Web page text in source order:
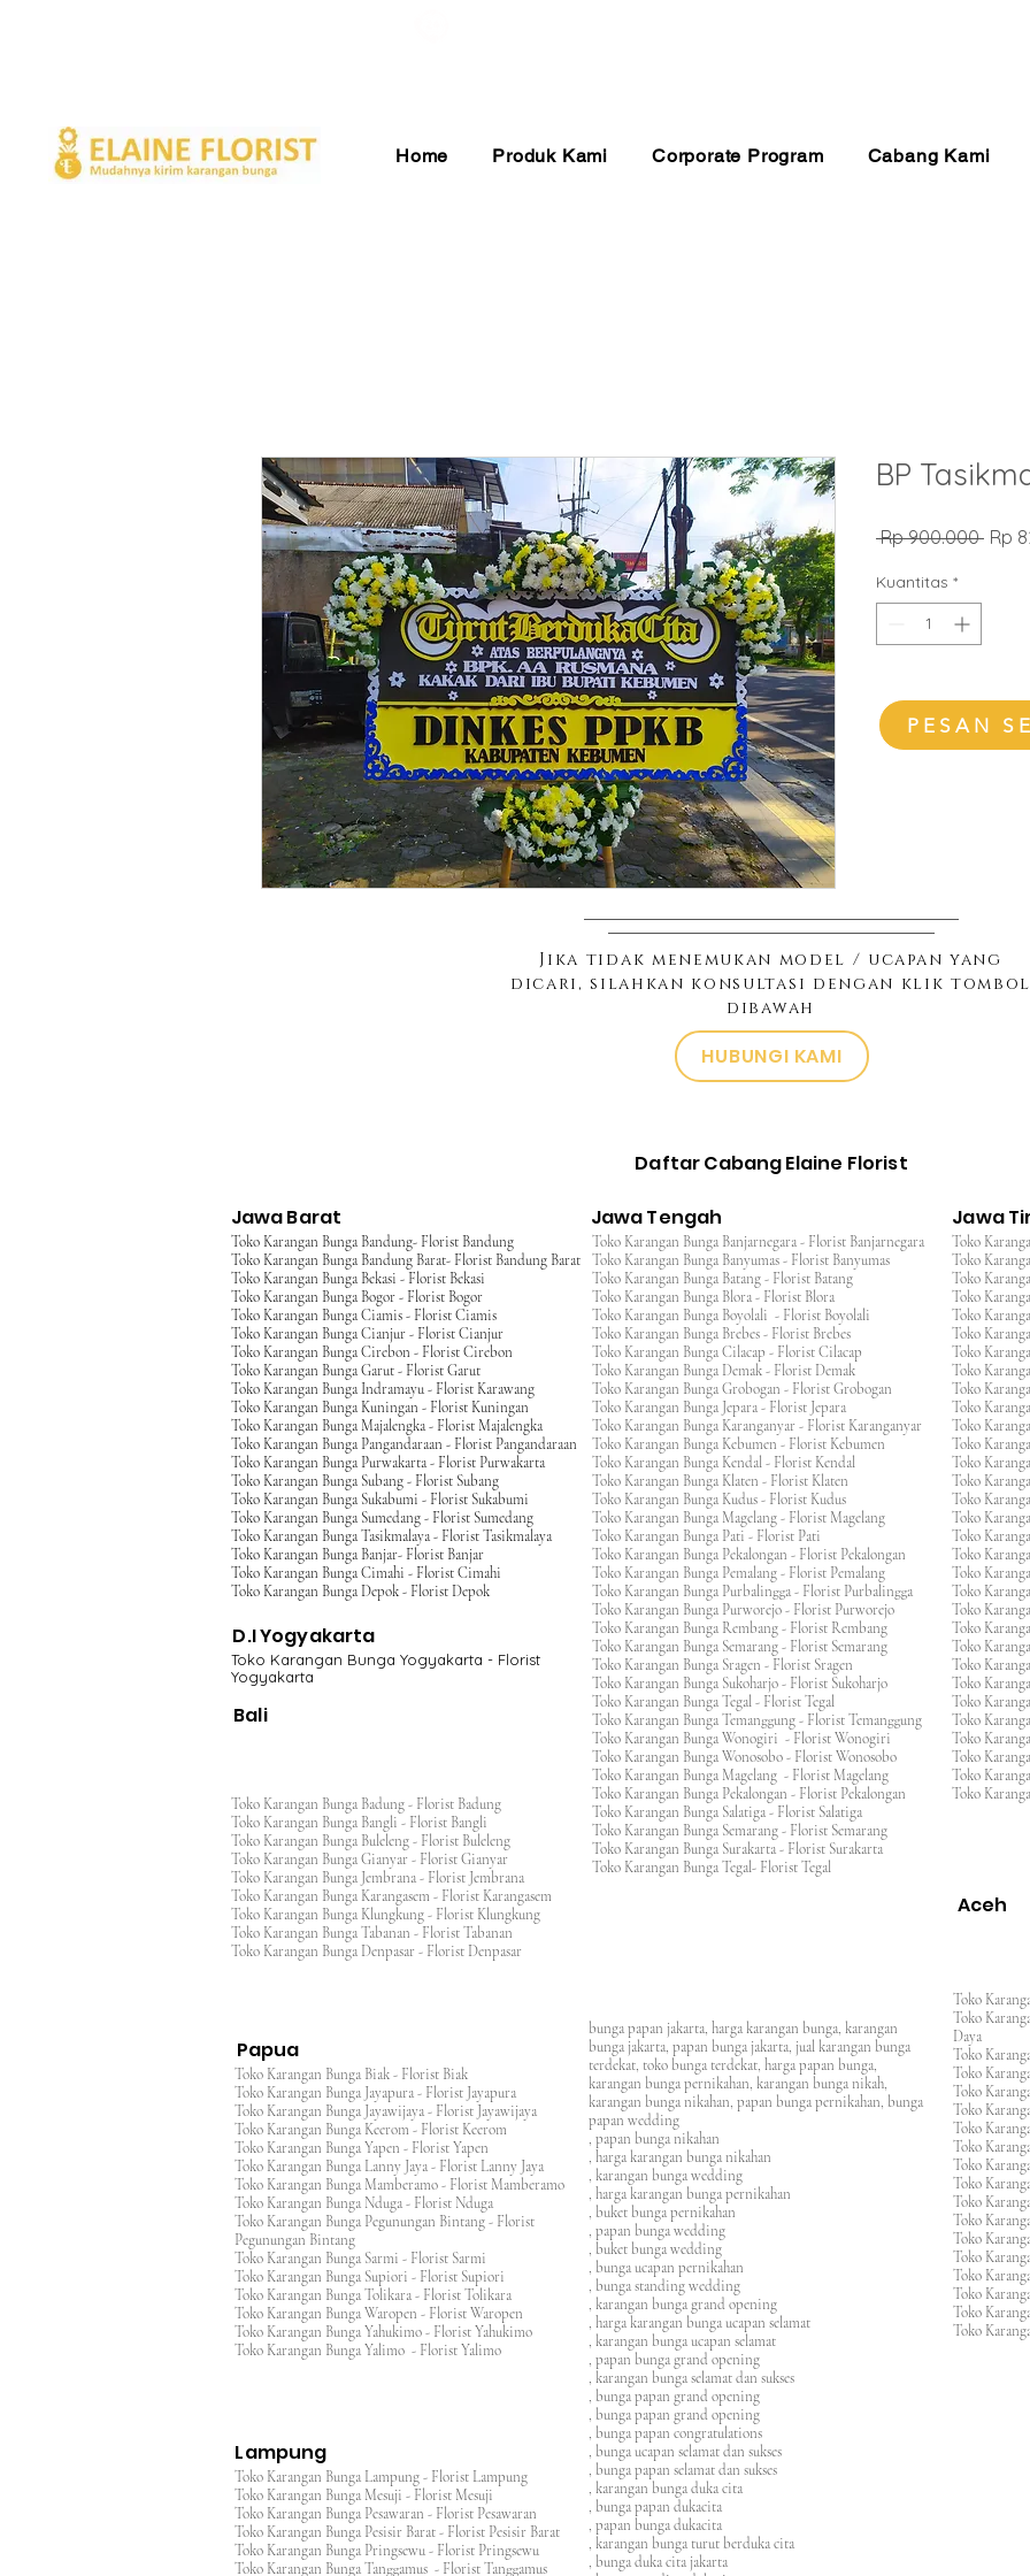
Home Produk Kami Corporate Program Cabang Kami
BP
Rp 900.000 Rp
Kuantitas *
PESAN
Jika tidak menemukan model / ucapan yang
dicari, silahkan konsultasi dengan klik tombol
dibawah
HUBUNGI KAMI
Daftar Cabang Elaine Florist
Jawa Barat Jawa Tengah Jawa
Toko Karangan Bunga Bandung- Florist Bandung
Toko Karangan Bunga Bandung Barat- Florist Bandung Barat
Toko Karangan Bunga Bekasi - Florist Bekasi
Toko Karangan Bunga Bogor - Florist Bogor
Toko Karangan Bunga Ciamis - Florist Ciamis
Toko Karangan Bunga Cianjur - Florist Cianjur
Toko Karangan Bunga Cirebon - Florist Cirebon
Toko Karangan Bunga Garut - Florist Garut
Toko Karangan Bunga Indramayu - Florist Karawang
Toko Karangan Bunga Kuningan - Florist Kuningan
Toko Karangan Bunga Majalengka - Florist Majalengka
Toko Karangan Bunga Pangandaraan - Florist Pangandaraan
Toko Karangan Bunga Purwakarta - Florist Purwakarta
Toko Karangan Bunga Subang - Florist Subang
Toko Karangan Bunga Sukabumi - Florist Sukabumi
Toko Karangan Bunga Sumedang - Florist Sumedang
Toko Karangan Bunga Tasikmalaya - Florist Tasikmalaya
Toko Karangan Bunga Banjar- Florist Banjar
Toko Karangan Bunga Cimahi - Florist Cimahi
Toko Karangan Bunga Depok - Florist Depok
D.I Yogyakarta
Toko Karangan Bunga Yogyakarta - Florist
Yogyakarta
Bali
Toko Karangan Bunga Badung - Florist Badung
Toko Karangan Bunga Bangli - Florist Bangli
Toko Karangan Bunga Buleleng - Florist Buleleng
Toko Karangan Bunga Gianyar - Florist Gianyar
Toko Karangan Bunga Jembrana - Florist Jembrana
Toko Karangan Bunga Karangasem - Florist Karangasem
Toko Karangan Bunga Klungkung - Florist Klungkung
Toko Karangan Bunga Tabanan - Florist Tabanan
Toko Karangan Bunga Denpasar - Florist Denpasar
Toko Karangan Bunga Banjarnegara - Florist Banjarnegara
Toko Karangan Bunga Banyumas - Florist Banyumas
Toko Karangan Bunga Batang - Florist Batang
Toko Karangan Bunga Blora - Florist Blora
Toko Karangan Bunga Boyolali - Florist Boyolali
Toko Karangan Bunga Brebes - Florist Brebes
Toko Karangan Bunga Cilacap - Florist Cilacap
Toko Karangan Bunga Demak - Florist Demak
Toko Karangan Bunga Grobogan - Florist Grobogan
Toko Karangan Bunga Jepara - Florist Jepara
Toko Karangan Bunga Karanganyar - Florist Karanganyar
Toko Karangan Bunga Kebumen - Florist Kebumen
Toko Karangan Bunga Kendal - Florist Kendal
Toko Karangan Bunga Klaten - Florist Klaten
Toko Karangan Bunga Kudus - Florist Kudus
Toko Karangan Bunga Magelang - Florist Magelang
Toko Karangan Bunga Pati - Florist Pati
Toko Karangan Bunga Pekalongan - Florist Pekalongan
Toko Karangan Bunga Pemalang - Florist Pemalang
Toko Karangan Bunga Purbalingga - Florist Purbalingga
Toko Karangan Bunga Purworejo - Florist Purworejo
Toko Karangan Bunga Rembang - Florist Rembang
Toko Karangan Bunga Semarang - Florist Semarang
Toko Karangan Bunga Sragen - Florist Sragen
Toko Karangan Bunga Sukoharjo - Florist Sukoharjo
Toko Karangan Bunga Tegal - Florist Tegal
Toko Karangan Bunga Temanggung - Florist Temanggung
Toko Karangan Bunga Wonogiri - Florist Wonogiri
Toko Karangan Bunga Wonosobo - Florist Wonosobo
Toko Karangan Bunga Magelang - Florist Magelang
Toko Karangan Bunga Pekalongan - Florist Pekalongan
Toko Karangan Bunga Salatiga - Florist Salatiga
Toko Karangan Bunga Semarang - Florist Semarang
Toko Karangan Bunga Surakarta - Florist Surakarta
Toko Karangan Bunga Tegal- Florist Tegal
Toko
Toko
Toko
Toko
Toko
Toko
Toko
Toko
Toko
Toko
Toko
Toko
Toko
Toko
Toko
Toko
Toko
Toko
Toko
Toko
Toko
Toko
Toko
Toko
Toko
Toko
Toko
Toko
Toko
Toko
Toko
Aceh
Lampung
Papua
Toko Karangan Bunga Biak - Florist Biak
Toko Karangan Bunga Jayapura - Florist Jayapura
Toko Karangan Bunga Jayawijaya - Florist Jayawijaya
Toko Karangan Bunga Keerom - Florist Keerom
Toko Karangan Bunga Yapen - Florist Yapen
Toko Karangan Bunga Lanny Jaya - Florist Lanny Jaya
Toko Karangan Bunga Mamberamo - Florist Mamberamo
Toko Karangan Bunga Nduga - Florist Nduga
Toko Karangan Bunga Pegunungan Bintang - Florist
Pegunungan Bintang
Toko Karangan Bunga Sarmi - Florist Sarmi
Toko Karangan Bunga Supiori - Florist Supiori
Toko Karangan Bunga Tolikara - Florist Tolikara
Toko Karangan Bunga Waropen - Florist Waropen
Toko Karangan Bunga Yahukimo - Florist Yahukimo
Toko Karangan Bunga Yalimo - Florist Yalimo
Toko Karangan Bunga Lampung - Florist Lampung
Toko Karangan Bunga Mesuji - Florist Mesuji
Toko Karangan Bunga Pesawaran - Florist Pesawaran
Toko Karangan Bunga Pesisir Barat - Florist Pesisir Barat
Toko Karangan Bunga Pringsewu - Florist Pringsewu
Toko Karangan Bunga Tanggamus - Florist Tanggamus
bunga papan jakarta, harga karangan bunga, karangan
bunga jakarta, papan bunga jakarta, jual karangan bunga
terdekat, toko bunga terdekat, harga papan bunga,
karangan bunga pernikahan, karangan bunga nikah,
karangan bunga nikahan, papan bunga pernikahan, bunga
papan wedding
, papan bunga nikahan
, harga karangan bunga nikahan
, karangan bunga wedding
, harga karangan bunga pernikahan
, buket bunga pernikahan
, papan bunga wedding
, buket bunga wedding
, bunga ucapan pernikahan
, bunga standing wedding
, karangan bunga grand opening
, harga karangan bunga ucapan selamat
, karangan bunga ucapan selamat
, papan bunga grand opening
, karangan bunga selamat dan sukses
, bunga papan grand opening
, bunga papan grand opening
, bunga papan congratulations
, bunga ucapan selamat dan sukses
, bunga papan selamat dan sukses
, karangan bunga duka cita
, bunga papan dukacita
, papan bunga dukacita
, karangan bunga turut berduka cita
, bunga duka cita jakarta
Toko
Toko
Daya
Toko
Toko
Toko
Toko
Toko
Toko
Toko
Toko
Toko
Toko
Toko
Toko
Toko
Toko
Toko
Toko